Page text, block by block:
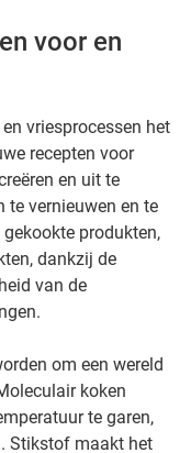
voor en
vriesprocessen het
recepten voor
en uit te
te vernieuwen en te
produkten,
dankzij de
van de
om een wereld
koken
te garen,
Stikstof maakt het